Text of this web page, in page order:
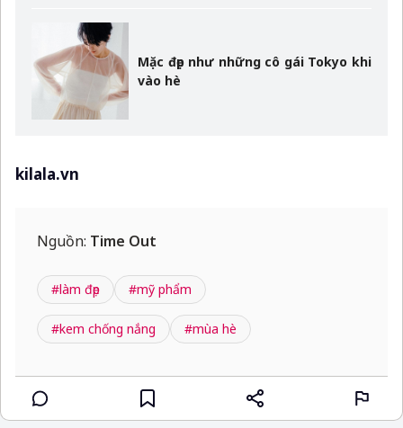
Mặc đẹp như những cô gái Tokyo khi
vào hè
kilala.vn
Nguồn: Time Out
#làm đẹp #mỹ phẩm
#kem chống nắng #mùa hè